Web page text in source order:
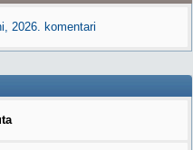
2026. komentari